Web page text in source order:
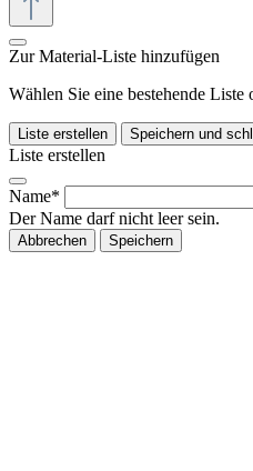
Zur Material-Liste hinzufügen
Wählen Sie eine bestehende Liste
Liste erstellen Speichern und
Liste erstellen
Name*
Der Name darf nicht leer sein.
Abbrechen Speichern